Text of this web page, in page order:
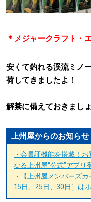
＊メジャークラフト・
安くて釣れる渓流ミノ
荷してきましたよ！
解禁に備えておきまし
上州屋からのお知らせ
・会員証機能を搭載！
なる上州屋“公式”アプリ
・【上州屋メンバーズ
15日、25日、30日）は